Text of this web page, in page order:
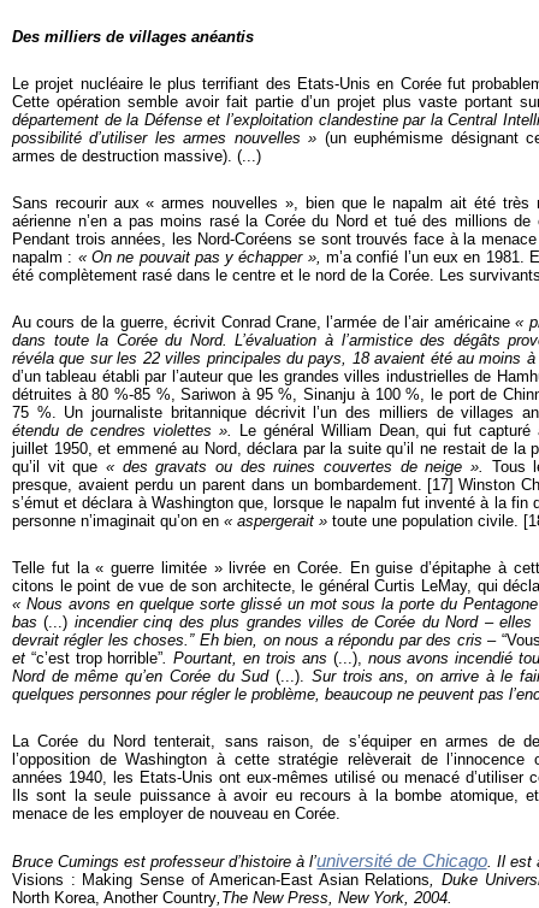
Des milliers de villages anéantis
Le projet nucléaire le plus terrifiant des Etats-Unis en Corée fut
Cette opération semble avoir fait partie d’un projet plus vaste portant
département de la Défense et l’exploitation clandestine par la Central
possibilité d’utiliser les armes nouvelles » (un euphémisme désignant
armes de destruction massive). (...)
Sans recourir aux « armes nouvelles », bien que le napalm ait été très
aérienne n’en a pas moins rasé la Corée du Nord et tué des millions
Pendant trois années, les Nord-Coréens se sont trouvés face à la
napalm : « On ne pouvait pas y échapper », m’a confié l’un eux en 1981.
été complètement rasé dans le centre et le nord de la Corée. Les
Au cours de la guerre, écrivit Conrad Crane, l’armée de l’air américaine«
dans toute la Corée du Nord. L’évaluation à l’armistice des dégâts
révéla que sur les 22 villes principales du pays, 18 avaient été au moins
d’un tableau établi par l’auteur que les grandes villes industrielles de
détruites à 80 %-85 %, Sariwon à 95 %, Sinanju à 100 %, le port de
75 %. Un journaliste britannique décrivit l’un des milliers de villages
étendu de cendres violettes ».
Le général William Dean, qui fut
juillet 1950, et emmené au Nord, déclara par la suite qu’il ne restait de la
qu’il vit que « des gravats ou des ruines couvertes de neige ».
Tous
presque, avaient perdu un parent dans un bombardement.
[17] Winston
s’émut et déclara à Washington que, lorsque le napalm fut inventé à la fin
personne n’imaginait qu’on en « aspergerait » toute une population civile. [
Telle fut la « guerre limitée » livrée en Corée. En guise d’épitaphe à
citons le point de vue de son architecte, le général Curtis LeMay, qui
« Nous avons en quelque sorte glissé un mot sous la porte du
bas (...) incendier cinq des plus grandes villes de Corée du Nord –
devrait régler les choses.” Eh bien, on nous a répondu par des cris –
et “c’est trop horrible” . Pourtant, en trois ans (...), nous avons incendié
Nord de même qu’en Corée du Sud(...). Sur trois ans, on arrive à le
quelques personnes pour régler le problème, beaucoup ne peuvent pas
La Corée du Nord tenterait, sans raison, de s’équiper en armes de
l’opposition de Washington à cette stratégie relèverait de
années 1940, les Etats-Unis ont eux-mêmes utilisé ou menacé d’utiliser
Ils sont la seule puissance à avoir eu recours à la bombe atomique,
menace de les employer de nouveau en Corée.
Bruce Cumings est professeur d’histoire à l’université de Chicago. Il est
Visions : Making Sense of American-East Asian Relations , Duke
North Korea, Another Country ,The New Press, New York, 2004.